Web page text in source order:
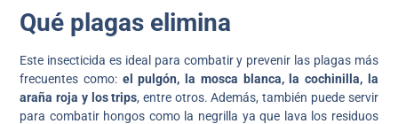
Qué plagas elimina
Este insecticida es ideal para combatir y prevenir las plagas más
frecuentes como: el pulgón, la mosca blanca, la cochinilla, la
araña roja y los trips, entre otros. Además, también puede servir
para combatir hongos como la negrilla ya que lava los residuos